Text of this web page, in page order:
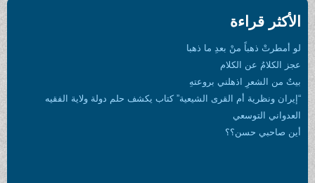
الأكثر قراءة
لو أمطرتْ ذهباً منْ بعدِ ما ذهبا
عجز الكلامُ عن الكلام
بيتٌ من الشعرِ اذهلني بروعتهِ
“إيران ونظرية أم القرى الشيعية” كتاب يكشف حلم دولة ولاية الفقيه
العدواني التوسعي
أين صاحبي حسن؟؟